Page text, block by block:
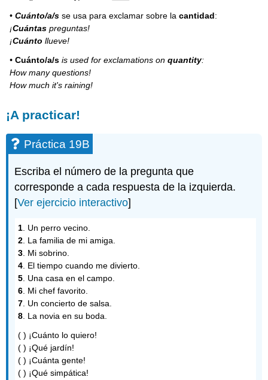
•Cuánto/a/s se usa para exclamar sobre lacantidad:
¡Cuántas preguntas!
¡Cuánto llueve!
•Cuánto/a/s is used for exclamations onquantity:
How many questions!
How much it's raining!
¡A practicar!
Práctica 19B
Escriba el número de la pregunta que
corresponde a cada respuesta de la izquierda.
[Ver ejercicio interactivo]
1 . Un perro vecino.
2 . La familia de mi amiga.
3 . Mi sobrino.
4 . El tiempo cuando me divierto.
5 . Una casa en el campo.
6 . Mi chef favorito.
7 . Un concierto de salsa.
8 . La novia en su boda.
( ) ¡Cuánto lo quiero!
( ) ¡Qué jardín!
( ) ¡Cuánta gente!
( ) ¡Qué simpática!